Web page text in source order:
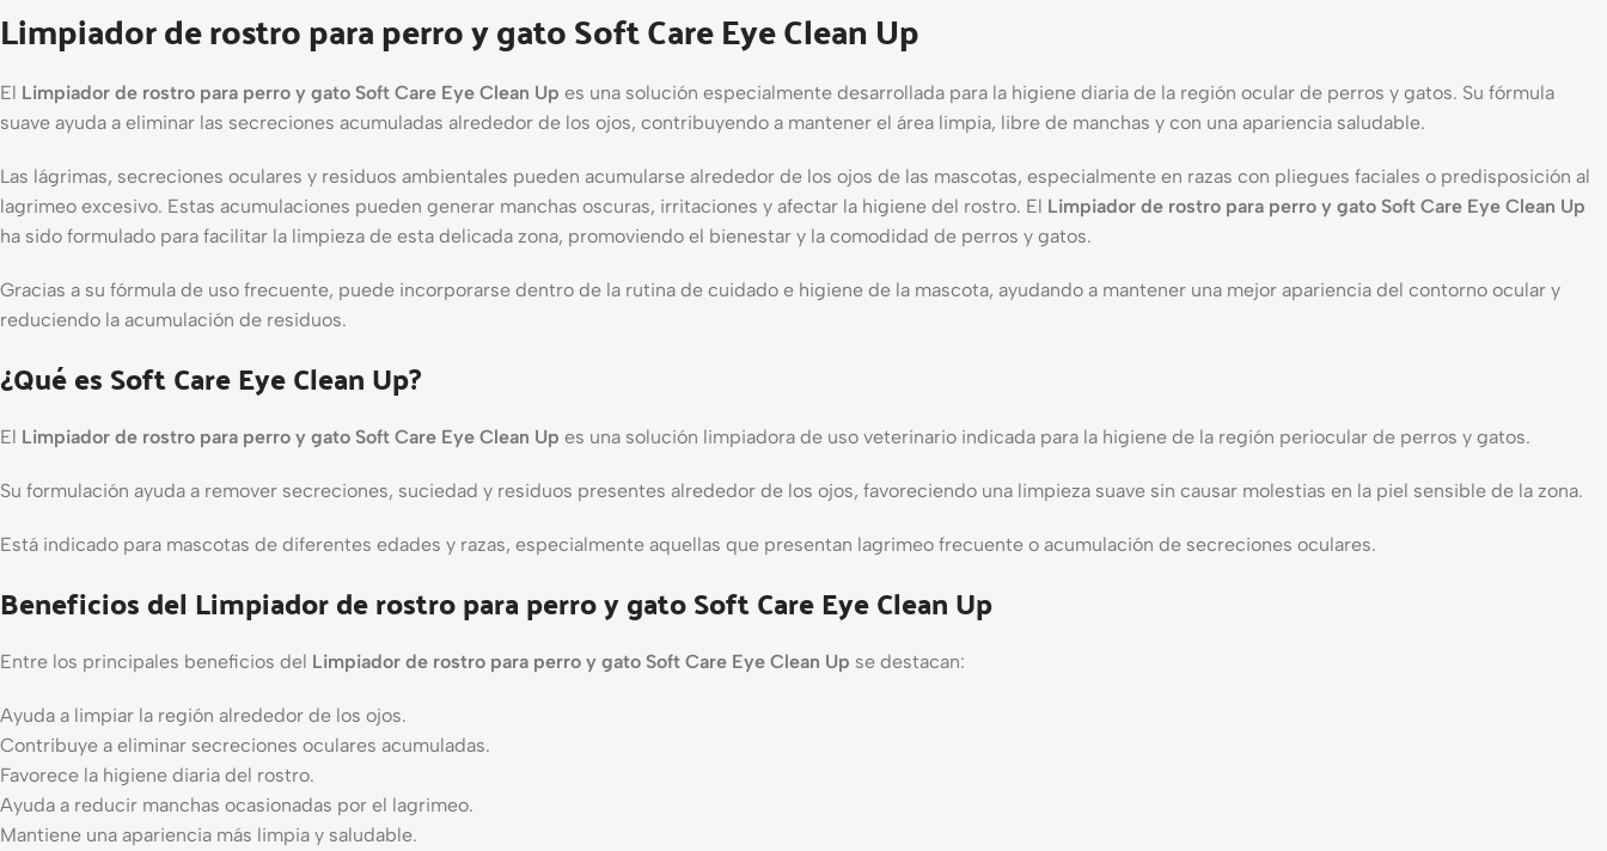
Limpiador de rostro para perro y gato Soft Care Eye Clean Up
El Limpiador de rostro para perro y gato Soft Care Eye Clean Up es una solución especialmente desarrollada para la higiene diaria de la región ocular de perros y gatos. Su fórmula
suave ayuda a eliminar las secreciones acumuladas alrededor de los ojos, contribuyendo a mantener el área limpia, libre de manchas y con una apariencia saludable.
Las lágrimas, secreciones oculares y residuos ambientales pueden acumularse alrededor de los ojos de las mascotas, especialmente en razas con pliegues faciales o predisposición al
lagrimeo excesivo. Estas acumulaciones pueden generar manchas oscuras, irritaciones y afectar la higiene del rostro. El Limpiador de rostro para perro y gato Soft Care Eye Clean Up
ha sido formulado para facilitar la limpieza de esta delicada zona, promoviendo el bienestar y la comodidad de perros y gatos.
Gracias a su fórmula de uso frecuente, puede incorporarse dentro de la rutina de cuidado e higiene de la mascota, ayudando a mantener una mejor apariencia del contorno ocular y
reduciendo la acumulación de residuos.
¿Qué es Soft Care Eye Clean Up?
El Limpiador de rostro para perro y gato Soft Care Eye Clean Up es una solución limpiadora de uso veterinario indicada para la higiene de la región periocular de perros y gatos.
Su formulación ayuda a remover secreciones, suciedad y residuos presentes alrededor de los ojos, favoreciendo una limpieza suave sin causar molestias en la piel sensible de la zona.
Está indicado para mascotas de diferentes edades y razas, especialmente aquellas que presentan lagrimeo frecuente o acumulación de secreciones oculares.
Beneficios del Limpiador de rostro para perro y gato Soft Care Eye Clean Up
Entre los principales beneficios del Limpiador de rostro para perro y gato Soft Care Eye Clean Up se destacan:
Ayuda a limpiar la región alrededor de los ojos.
Contribuye a eliminar secreciones oculares acumuladas.
Favorece la higiene diaria del rostro.
Ayuda a reducir manchas ocasionadas por el lagrimeo.
Mantiene una apariencia más limpia y saludable.